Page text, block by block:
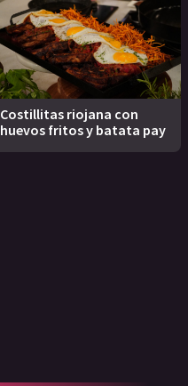
Costillitas riojana con
huevos fritos y batata pay